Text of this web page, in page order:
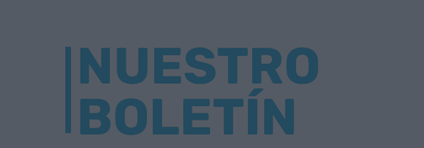
NUESTRO
BOLETÍN